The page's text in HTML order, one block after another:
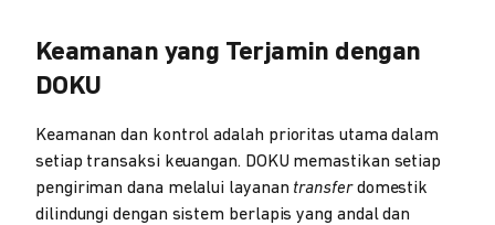
Keamanan yang Terjamin dengan
DOKU
Keamanan dan kontrol adalah prioritas utama dalam
setiap transaksi keuangan. DOKU memastikan setiap
pengiriman dana melalui layanan transferdomestik
dilindungi dengan sistem berlapis yang andal dan